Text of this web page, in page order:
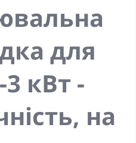
для
кВт -
на